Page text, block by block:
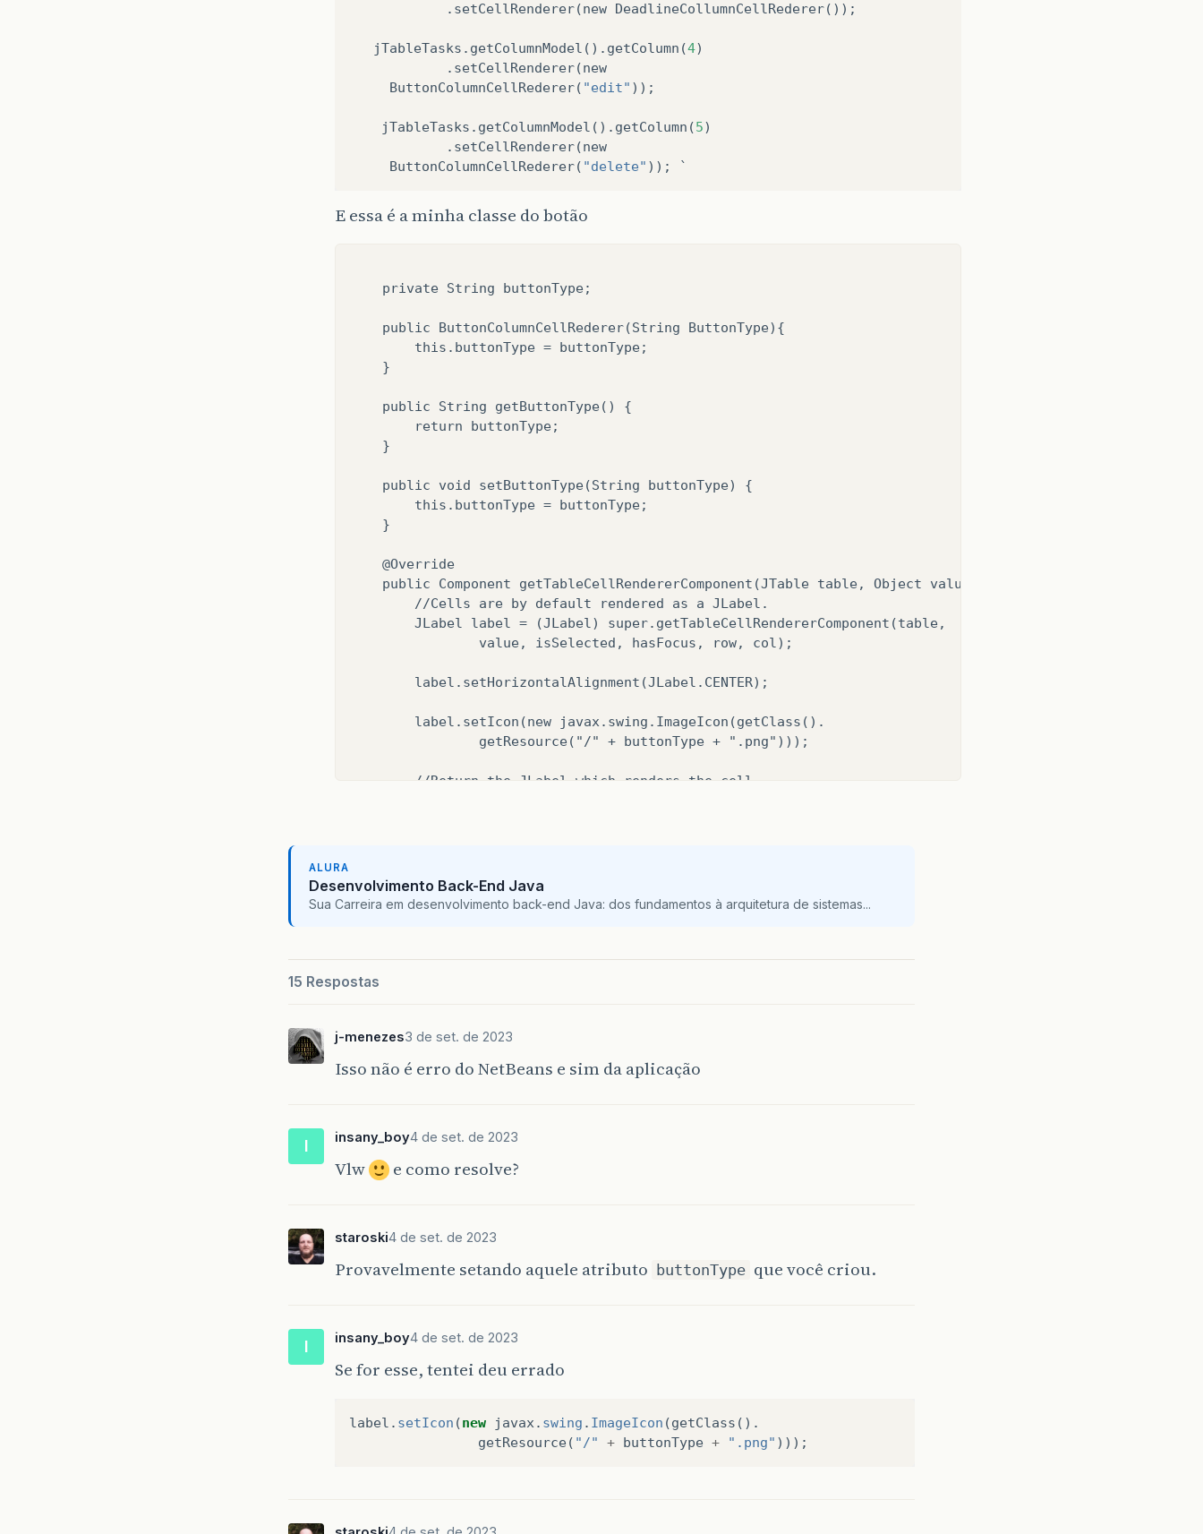
. setCellRenderer(new DeadlineCollumnCellRederer());
jTableTasks . getColumnModel (). getColumn (4)
. setCellRenderer(new
ButtonColumnCellRederer( "edit" ));
jTableTasks . getColumnModel (). getColumn (5)
. setCellRenderer(new
ButtonColumnCellRederer( "delete" ));
E essa é a minha classe do botão
    private String buttonType;
    public ButtonColumnCellRederer(String ButtonType){
        this.buttonType = buttonType;
    }
    public String getButtonType() {
        return buttonType;
    }
    public void setButtonType(String buttonType) {
        this.buttonType = buttonType;
    }
    @Override
public Component getTableCellRendererComponent(JTable table, Object value, boolean isSelected,
        //Cells are by default rendered as a JLabel.
        JLabel label = (JLabel) super.getTableCellRendererComponent(table,
                value, isSelected, hasFocus, row, col);
        label.setHorizontalAlignment(JLabel.CENTER);
        label.setIcon(new javax.swing.ImageIcon(getClass().
                getResource("/" + buttonType + ".png")));
        //Return the JLabel which renders the cell.
ALURA
Desenvolvimento Back-End Java
Sua Carreira em desenvolvimento back-end Java: dos fundamentos à arquitetura de sistemas...
15 Respostas
j-menezes3 de set. de 2023
Isso não é erro do NetBeans e sim da aplicação
I insany_boy4 de set. de 2023
Vlw e como resolve?
staroski4 de set. de 2023
Provavelmente setando aquele atributo buttonType que você criou.
I insany_boy4 de set. de 2023
Se for esse, tentei deu errado
label . setIcon (new javax . swing . ImageIcon (getClass ().
getResource( "/" + buttonType + ".png" )));